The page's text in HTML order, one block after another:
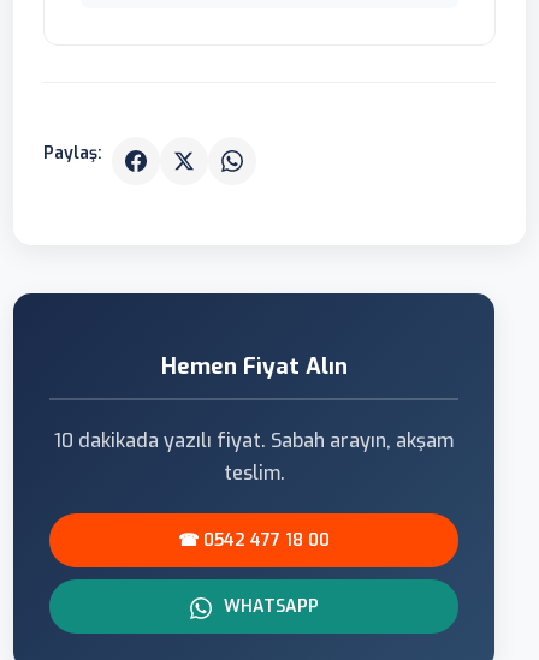
Paylaş:
Hemen Fiyat Alın
10 dakikada yazılı fiyat. Sabah arayın, akşam
teslim.
☎ 0542 477 18 00
WHATSAPP